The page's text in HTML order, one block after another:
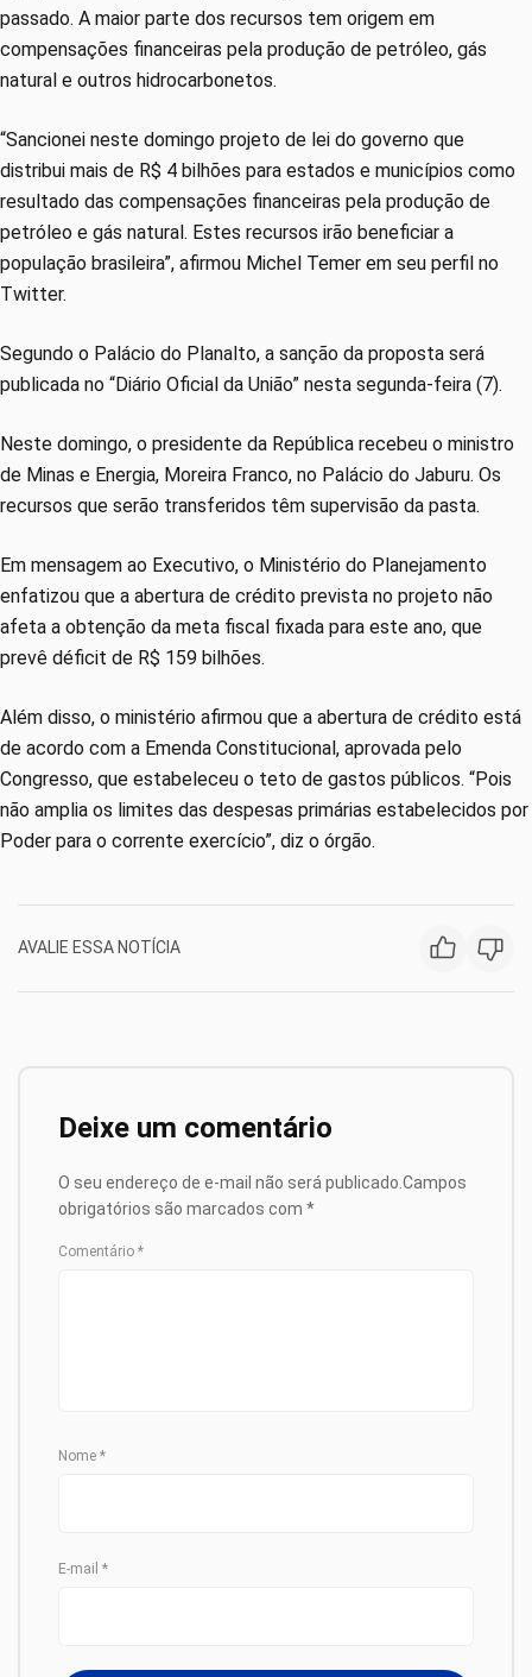
passado. A maior parte dos recursos tem origem em
compensações financeiras pela produção de petróleo, gás
natural e outros hidrocarbonetos.
“Sancionei neste domingo projeto de lei do governo que
distribui mais de R$ 4 bilhões para estados e municípios como
resultado das compensações financeiras pela produção de
petróleo e gás natural. Estes recursos irão beneficiar a
população brasileira”, afirmou Michel Temer em seu perfil no
Twitter.
Segundo o Palácio do Planalto, a sanção da proposta será
publicada no “Diário Oficial da União” nesta segunda-feira (7).
Neste domingo, o presidente da República recebeu o ministro
de Minas e Energia, Moreira Franco, no Palácio do Jaburu. Os
recursos que serão transferidos têm supervisão da pasta.
Em mensagem ao Executivo, o Ministério do Planejamento
enfatizou que a abertura de crédito prevista no projeto não
afeta a obtenção da meta fiscal fixada para este ano, que
prevê déficit de R$ 159 bilhões.
Além disso, o ministério afirmou que a abertura de crédito está
de acordo com a Emenda Constitucional, aprovada pelo
Congresso, que estabeleceu o teto de gastos públicos. “Pois
não amplia os limites das despesas primárias estabelecidos por
Poder para o corrente exercício”, diz o órgão.
AVALIE ESSA NOTÍCIA
Deixe um comentário
O seu endereço de e-mail não será publicado. Campos
obrigatórios são marcados com *
Comentário *
Nome *
E-mail *